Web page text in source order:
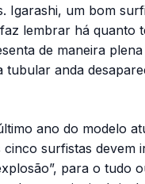
Igarashi, um bom
lembrar há quanto
de maneira
tubular anda
ano do modelo
surfistas devem
para o tudo